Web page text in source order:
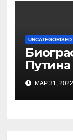
UNCATEGORISED
МАР 31, 2022